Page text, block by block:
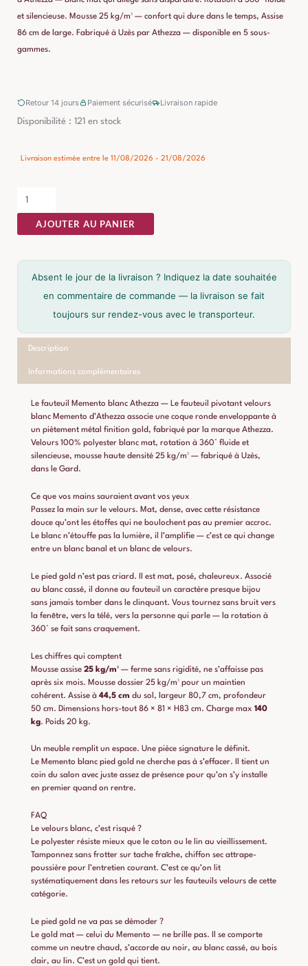
et silencieuse. Mousse 25 kg/m³ — confort qui dure dans le temps, Assise
86 cm de large. Fabriqué à Uzès par Athezza — disponible en 5 sous-
gammes.
Retour 14 jours Paiement sécurisé Livraison rapide
Disponibilité : 121 en stock
Livraison estimée entre le 11/08/2026 - 21/08/2026
quantité
Fauteuil
Velours
Blanc
Memento
AJOUTER AU PANIER
Absent le jour de la livraison ? Indiquez la date souhaitée
en commentaire de commande — la livraison se fait
toujours sur rendez-vous avec le transporteur.
Description
Informations complémentaires
Le fauteuil Memento blanc Athezza — Le fauteuil pivotant velours
blanc Memento d’Athezza associe une coque ronde enveloppante à
un piètement métal finition gold, fabriqué par la marque Athezza.
Velours 100% polyester blanc mat, rotation à 360° fluide et
silencieuse, mousse haute densité 25 kg/m³ — fabriqué à Uzès,
dans le Gard.
Ce que vos mains sauraient avant vos yeux
Passez la main sur le velours. Mat, dense, avec cette résistance
douce qu’ont les étoffes qui ne boulochent pas au premier accroc.
Le blanc n’étouffe pas la lumière, il l’amplifie — c’est ce qui change
entre un blanc banal et un blanc de velours.
Le pied gold n’est pas criard. Il est mat, posé, chaleureux. Associé
au blanc cassé, il donne au fauteuil un caractère presque bijou
sans jamais tomber dans le clinquant. Vous tournez sans bruit vers
la fenêtre, vers la télé, vers la personne qui parle — la rotation à
360° se fait sans craquement.
Les chiffres qui comptent
Mousse assise 25 kg/m³ — ferme sans rigidité, ne s’affaisse pas
après six mois. Mousse dossier 25 kg/m³ pour un maintien
cohérent. Assise à 44,5 cm du sol, largeur 80,7 cm, profondeur
50 cm. Dimensions hors-tout 86 × 81 × H83 cm. Charge max 140
kg. Poids 20 kg.
Un meuble remplit un espace. Une pièce signature le définit.
Le Memento blanc pied gold ne cherche pas à s’effacer. Il tient un
coin du salon avec juste assez de présence pour qu’on s’y installe
en premier quand on rentre.
FAQ
Le velours blanc, c’est risqué ?
Le polyester résiste mieux que le coton ou le lin au vieillissement.
Tamponnez sans frotter sur tache fraîche, chiffon sec attrape-
poussière pour l’entretien courant. C’est ce qu’on lit
systématiquement dans les retours sur les fauteuils velours de cette
catégorie.
Le pied gold ne va pas se démoder ?
Le gold mat — celui du Memento — ne brille pas. Il se comporte
comme un neutre chaud, s’accorde au noir, au blanc cassé, au bois
clair, au lin. C’est un gold qui tient.